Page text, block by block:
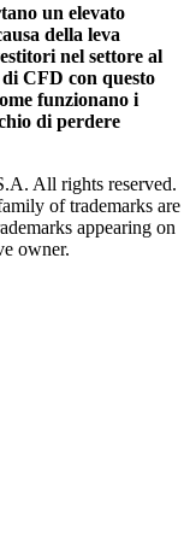
un elevato
della leva
nel settore al
CFD con questo
funzionano i
di perdere
All rights reserved.
of trademarks are
appearing on
owner.